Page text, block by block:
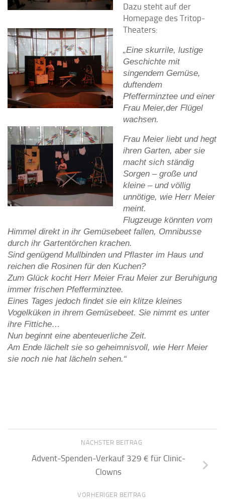
Dazu steht auf der
Homepage des Tritop-
Theaters:
„Eine skurrile, lustige
Geschichte mit
singendem Gemüse,
duftendem
Pfefferminztee und einer
Frau Meier,der Flügel
wachsen.
Frau Meier liebt und hegt
ihren Garten, aber sie
macht sich ständig
Sorgen – große und
kleine – und völlig
unnötige, wie Herr Meier
meint.
Flugzeuge könnten vom
Himmel direkt in ihr Gemüsebeet fallen, Omnibusse
durch ihr Gartentörchen krachen.
Sind genügend Mullbinden und Pflaster im Haus und
reichen die Rosinen für den Kuchen?
Zum Glück kocht Herr Meier Frau Meier zur Beruhigung
immer frischen Pfefferminztee.
Eines Tages jedoch findet sie ein klitze kleines
Vogelküken in ihrem Gemüsebeet. Sie nimmt es unter
ihre Fittiche…
Nun beginnt eine abenteuerliche Zeit.
Am Ende lächelt sie so geheimnisvoll, wie Herr Meier
sie noch nie hat lächeln sehen.“
NÄCHSTER BEITRAG
Advent-Spenden-Verkauf 329 € für Clinic-
Clowns
VORHERIGER BEITRAG